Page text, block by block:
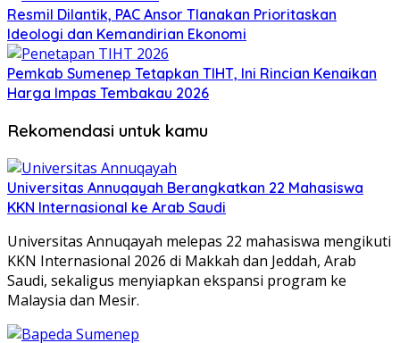
Resmil Dilantik, PAC Ansor Tlanakan Prioritaskan
Ideologi dan Kemandirian Ekonomi
Pemkab Sumenep Tetapkan TIHT, Ini Rincian Kenaikan
Harga Impas Tembakau 2026
Rekomendasi untuk kamu
Universitas Annuqayah Berangkatkan 22 Mahasiswa
KKN Internasional ke Arab Saudi
Universitas Annuqayah melepas 22 mahasiswa mengikuti
KKN Internasional 2026 di Makkah dan Jeddah, Arab
Saudi, sekaligus menyiapkan ekspansi program ke
Malaysia dan Mesir.